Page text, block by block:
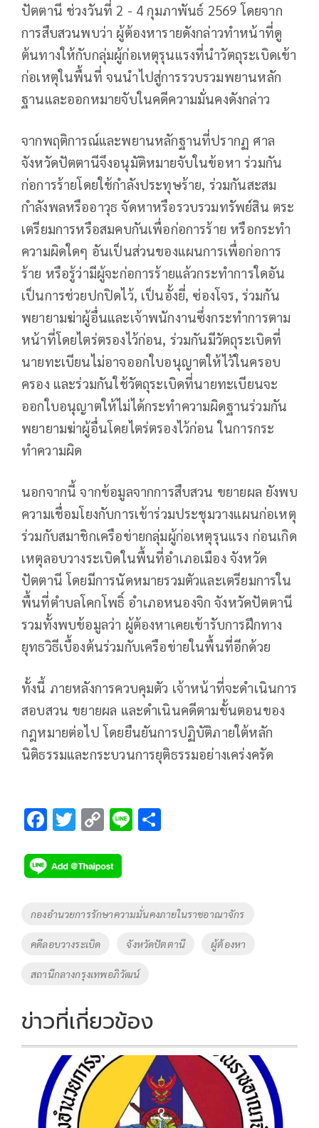
ปัตตานี ช่วงวันที่ 2 - 4 กุมภาพันธ์ 2569 โดยจาก
การสืบสวนพบว่า ผู้ต้องหารายดังกล่าวทำหน้าที่ดู
ต้นทางให้กับกลุ่มผู้ก่อเหตุรุนแรงที่นำวัตถุระเบิดเข้า
ก่อเหตุในพื้นที่ จนนำไปสู่การรวบรวมพยานหลัก
ฐานและออกหมายจับในคดีความมั่นคงดังกล่าว
จากพฤติการณ์และพยานหลักฐานที่ปรากฏ ศาล
จังหวัดปัตตานีจึงอนุมัติหมายจับในข้อหา ร่วมกัน
ก่อการร้ายโดยใช้กำลังประทุษร้าย, ร่วมกันสะสม
กำลังพลหรืออาวุธ จัดหาหรือรวบรวมทรัพย์สิน ตระ
เตรียมการหรือสมคบกันเพื่อก่อการร้าย หรือกระทำ
ความผิดใดๆ อันเป็นส่วนของแผนการเพื่อก่อการ
ร้าย หรือรู้ว่ามีผู้จะก่อการร้ายแล้วกระทำการใดอัน
เป็นการช่วยปกปิดไว้, เป็นอั้งยี่, ซ่องโจร, ร่วมกัน
พยายามฆ่าผู้อื่นและเจ้าพนักงานซึ่งกระทำการตาม
หน้าที่โดยไตร่ตรองไว้ก่อน, ร่วมกันมีวัตถุระเบิดที่
นายทะเบียนไม่อาจออกใบอนุญาตให้ไว้ในครอบ
ครอง และร่วมกันใช้วัตถุระเบิดที่นายทะเบียนจะ
ออกใบอนุญาตให้ไม่ได้กระทำความผิดฐานร่วมกัน
พยายามฆ่าผู้อื่นโดยไตร่ตรองไว้ก่อน ในการกระ
ทำความผิด
นอกจากนี้ จากข้อมูลจากการสืบสวน ขยายผล ยังพบ
ความเชื่อมโยงกับการเข้าร่วมประชุมวางแผนก่อเหตุ
ร่วมกับสมาชิกเครือข่ายกลุ่มผู้ก่อเหตุรุนแรง ก่อนเกิด
เหตุลอบวางระเบิดในพื้นที่อำเภอเมือง จังหวัด
ปัตตานี โดยมีการนัดหมายรวมตัวและเตรียมการใน
พื้นที่ตำบลโคกโพธิ์ อำเภอหนองจิก จังหวัดปัตตานี
รวมทั้งพบข้อมูลว่า ผู้ต้องหาเคยเข้ารับการฝึกทาง
ยุทธวิธีเบื้องต้นร่วมกับเครือข่ายในพื้นที่อีกด้วย
ทั้งนี้ ภายหลังการควบคุมตัว เจ้าหน้าที่จะดำเนินการ
สอบสวน ขยายผล และดำเนินคดีตามขั้นตอนของ
กฎหมายต่อไป โดยยืนยันการปฏิบัติภายใต้หลัก
นิติธรรมและกระบวนการยุติธรรมอย่างเคร่งครัด
F
e
b
o
k
T
tt
er
C
p
y
Li
Li
Tags
กองอำนวยการรักษาความมั่นคงภายในราชอาณาจักร
คดีลอบวางระเบิด จังหวัดปัตตานี ผู้ต้องหา
สถานีกลางกรุงเทพอภิวัฒน์
ข่าวที่เกี่ยวข้อง